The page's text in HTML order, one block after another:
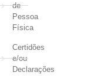
de
Pessoa
Física
Certidões
e/ou
Declarações